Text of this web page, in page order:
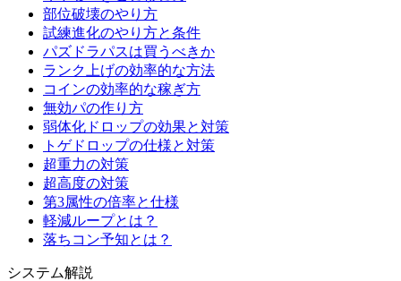
部位破壊のやり方
試練進化のやり方と条件
パズドラパスは買うべきか
ランク上げの効率的な方法
コインの効率的な稼ぎ方
無効パの作り方
弱体化ドロップの効果と対策
トゲドロップの仕様と対策
超重力の対策
超高度の対策
第3属性の倍率と仕様
軽減ループとは？
落ちコン予知とは？
システム解説